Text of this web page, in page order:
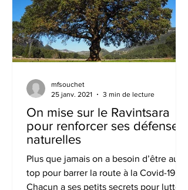
On mise sur le Ravintsara
pour renforcer ses défenses
naturelles
Plus que jamais on a besoin d’être au
top pour barrer la route à la Covid-19.
Chacun a ses petits secrets pour lutter
mfsouchet
25 janv. 2021
3 min de lecture